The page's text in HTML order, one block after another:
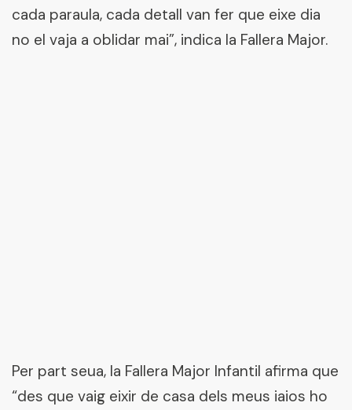
cada paraula, cada detall van fer que eixe dia
no el vaja a oblidar mai”, indica la Fallera Major.
Per part seua, la Fallera Major Infantil afirma que
“des que vaig eixir de casa dels meus iaios ho